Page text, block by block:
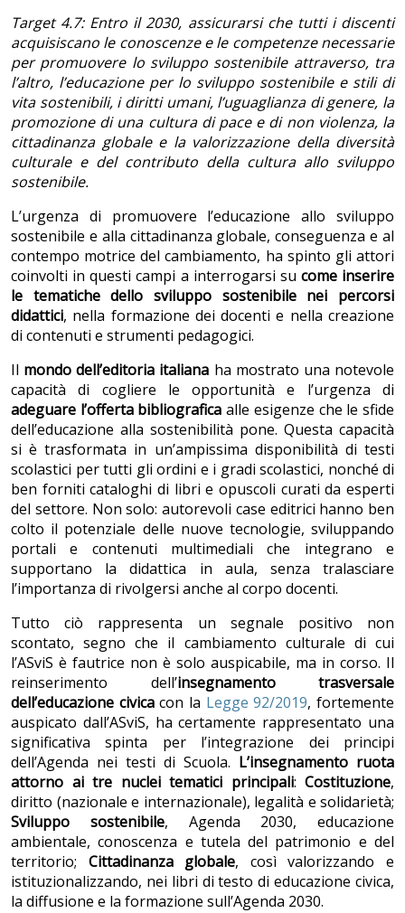
Target 4.7: Entro il 2030, assicurarsi che tutti i discenti
acquisiscano le conoscenze e le competenze necessarie
per promuovere lo sviluppo sostenibile attraverso, tra
l’altro, l’educazione per lo sviluppo sostenibile e stili di
vita sostenibili, i diritti umani, l’uguaglianza di genere, la
promozione di una cultura di pace e di non violenza, la
cittadinanza globale e la valorizzazione della diversità
culturale e del contributo della cultura allo sviluppo
sostenibile.
L’urgenza di promuovere l’educazione allo sviluppo
sostenibile e alla cittadinanza globale, conseguenza e al
contempo motrice del cambiamento, ha spinto gli attori
coinvolti in questi campi a interrogarsi su come inserire
le tematiche dello sviluppo sostenibile nei percorsi
didattici, nella formazione dei docenti e nella creazione
di contenuti e strumenti pedagogici.
Il mondo dell’editoria italiana ha mostrato una notevole
capacità di cogliere le opportunità e l’urgenza di
adeguare l’offerta bibliografica alle esigenze che le sfide
dell’educazione alla sostenibilità pone. Questa capacità
si è trasformata in un’ampissima disponibilità di testi
scolastici per tutti gli ordini e i gradi scolastici, nonché di
ben forniti cataloghi di libri e opuscoli curati da esperti
del settore. Non solo: autorevoli case editrici hanno ben
colto il potenziale delle nuove tecnologie, sviluppando
portali e contenuti multimediali che integrano e
supportano la didattica in aula, senza tralasciare
l’importanza di rivolgersi anche al corpo docenti.
Tutto ciò rappresenta un segnale positivo non
scontato, segno che il cambiamento culturale di cui
l’ASviS è fautrice non è solo auspicabile, ma in corso. Il
reinserimento dell’insegnamento trasversale
dell’educazione civicacon la Legge 92/2019, fortemente
auspicato dall’ASviS, ha certamente rappresentato una
significativa spinta per l’integrazione dei principi
dell’Agenda nei testi di Scuola. L’insegnamento ruota
attorno ai tre nuclei tematici principali: Costituzione,
diritto (nazionale e internazionale), legalità e solidarietà;
Sviluppo sostenibile, Agenda 2030, educazione
ambientale, conoscenza e tutela del patrimonio e del
territorio; Cittadinanza globale, così valorizzando e
istituzionalizzando, nei libri di testo di educazione civica,
la diffusione e la formazione sull’Agenda 2030.